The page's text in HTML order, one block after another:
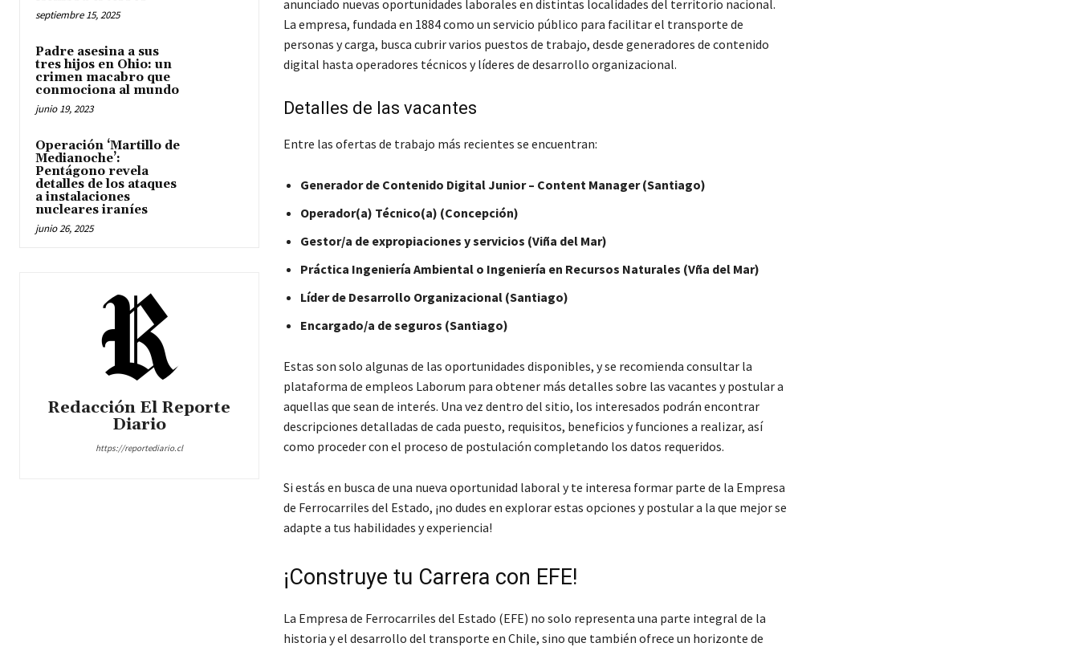
septiembre 15, 2025
Padre asesina a sus
tres hijos en Ohio: un
crimen macabro que
conmociona al mundo
junio 19, 2023
Operación ‘Martillo de
Medianoche’:
Pentágono revela
detalles de los ataques
a instalaciones
nucleares iraníes
junio 26, 2025
Redacción El Reporte
Diario
https://reportediario.cl
anunciado nuevas oportunidades laborales en distintas localidades del territorio nacional.
La empresa, fundada en 1884 como un servicio público para facilitar el transporte de
personas y carga, busca cubrir varios puestos de trabajo, desde generadores de contenido
digital hasta operadores técnicos y líderes de desarrollo organizacional.
Detalles de las vacantes
Entre las ofertas de trabajo más recientes se encuentran:
Generador de Contenido Digital Junior – Content Manager (Santiago)
Operador(a) Técnico(a) (Concepción)
Gestor/a de expropiaciones y servicios (Viña del Mar)
Práctica Ingeniería Ambiental o Ingeniería en Recursos Naturales (Vña del Mar)
Líder de Desarrollo Organizacional (Santiago)
Encargado/a de seguros (Santiago)
Estas son solo algunas de las oportunidades disponibles, y se recomienda consultar la
plataforma de empleos Laborum para obtener más detalles sobre las vacantes y postular a
aquellas que sean de interés. Una vez dentro del sitio, los interesados podrán encontrar
descripciones detalladas de cada puesto, requisitos, beneficios y funciones a realizar, así
como proceder con el proceso de postulación completando los datos requeridos.
Si estás en busca de una nueva oportunidad laboral y te interesa formar parte de la Empresa
de Ferrocarriles del Estado, ¡no dudes en explorar estas opciones y postular a la que mejor se
adapte a tus habilidades y experiencia!
¡Construye tu Carrera con EFE!
La Empresa de Ferrocarriles del Estado (EFE) no solo representa una parte integral de la
historia y el desarrollo del transporte en Chile, sino que también ofrece un horizonte de